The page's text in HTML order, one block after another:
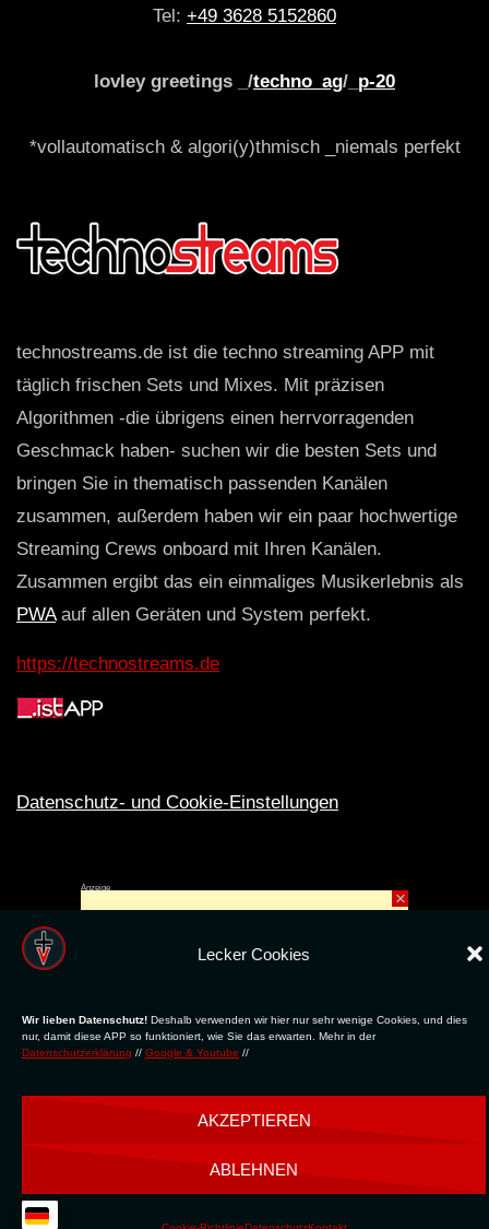
Lecker Cookies
Wir lieben Datenschutz! Deshalb verwenden wir hier nur sehr wenige Cookies, und dies
nur, damit diese APP so funktioniert, wie Sie das erwarten. Mehr in der
Datenschutzerklärung // Google & Youtube //
AKZEPTIEREN
ABLEHNEN
Tel: +49 3628 5152860
lovley greetings _/techno_ag/_ p-20
*vollautomatisch & algori(y)thmisch _niemals perfekt
technostreams.de ist die techno streaming APP mit
täglich frischen Sets und Mixes. Mit präzisen
Algorithmen -die übrigens einen herrvorragenden
Geschmack haben- suchen wir die besten Sets und
bringen Sie in thematisch passenden Kanälen
zusammen, außerdem haben wir ein paar hochwertige
Streaming Crews onboard mit Ihren Kanälen.
Zusammen ergibt das ein einmaliges Musikerlebnis als
PWAauf allen Geräten und System perfekt.
https://technostreams.de
Datenschutz- und Cookie-Einstellungen
Anzeige
×